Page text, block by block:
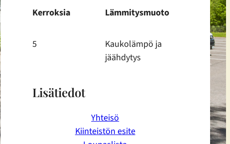
Kerroksia
5
Lämmitysmuoto
Kaukolämpö ja
jäähdytys
Lisätiedot
Yhteisö
Kiinteistön esite